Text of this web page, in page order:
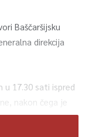
Baščaršijsku
direkcija
u 17.30 sati ispred
nakon čega je